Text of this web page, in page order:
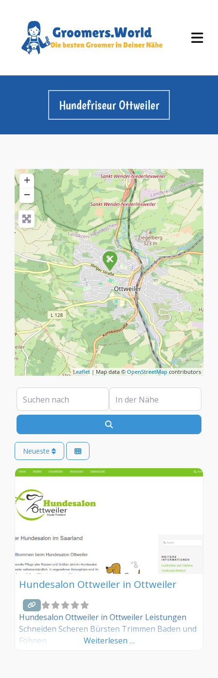
Hundefriseur Ottweiler
+
−
Leaflet| Map data © OpenStreetMap contributors
Suchen nach In der Nähe
Neueste
Hundesalon Ottweiler in Ottweiler
Hundesalon Ottweiler in Ottweiler Leistungen
Schneiden Scheren Bürsten Trimmen Baden und
Föhnen
Weiterlesen …